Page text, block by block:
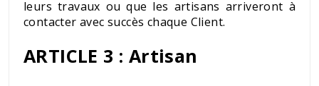
leurs travaux ou que les artisans arriveront à
contacter avec succès chaque Client.
ARTICLE 3 : Artisan